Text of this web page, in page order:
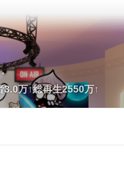
↑総再生2550万↑